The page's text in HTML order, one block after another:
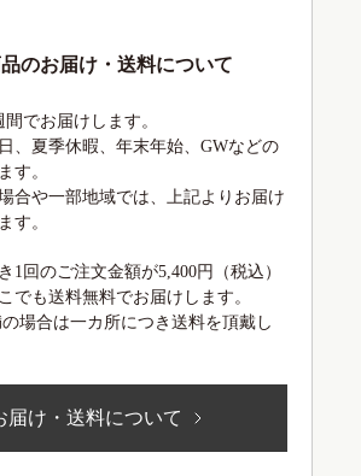
のお届け・送料について
でお届けします。
、夏季休暇、年末年始、GWなどの
す。
合や一部地域では、上記よりお届け
す。
1回のご注文金額が5,400円（税込）
でも送料無料でお届けします。
場合は一カ所につき送料を頂戴し
届け・送料について